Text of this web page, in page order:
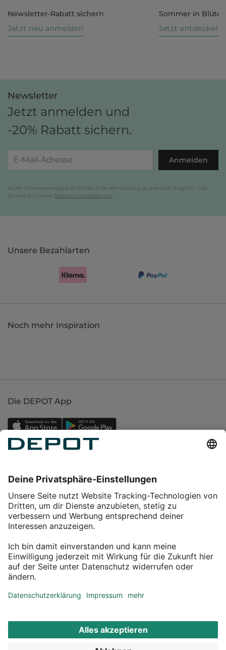
Newsletter-Rabatt sichern
Jetzt neu anmelden
Sommer in Blüte
Jetzt entdecken
Newsletter
Jetzt anmelden und
-20% Rabatt sichern.
Anmelden
Keine Datenweitergabe an Dritte. Eine Abmeldung ist jederzeit möglich. Hier
findest du unsere Datenschutzerklärung
Unsere Bezahlarten
Noch mehr Inspiration
Die DEPOT App
Service
Über DEPOT
Kontakt
Aktionsbedingungen